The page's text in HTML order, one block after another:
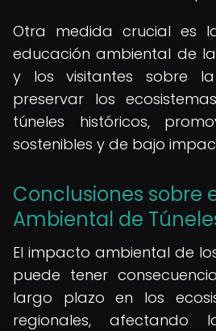
Otra medida crucial es
educación ambiental de
y los visitantes sobre
preservar los
túneles históricos,
sostenibles y de bajo
Conclusiones sobre
Ambiental de
El impacto ambiental de
puede tener
largo plazo en los
regionales, afectando